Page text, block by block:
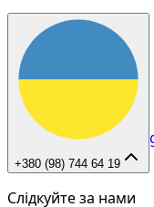
+380 (98) 744 64 19
Слідкуйте за нами